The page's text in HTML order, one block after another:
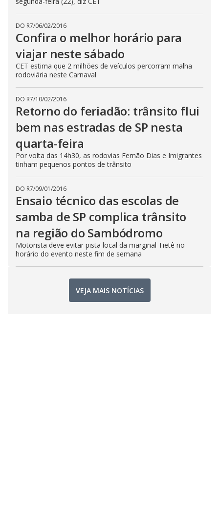
DO R7/06/02/2016
Confira o melhor horário para
viajar neste sábado
CET estima que 2 milhões de veículos percorram malha
rodoviária neste Carnaval
DO R7/10/02/2016
Retorno do feriadão: trânsito flui
bem nas estradas de SP nesta
quarta-feira
Por volta das 14h30, as rodovias Fernão Dias e Imigrantes
tinham pequenos pontos de trânsito
DO R7/09/01/2016
Ensaio técnico das escolas de
samba de SP complica trânsito
na região do Sambódromo
Motorista deve evitar pista local da marginal Tietê no
horário do evento neste fim de semana
VEJA MAIS NOTÍCIAS